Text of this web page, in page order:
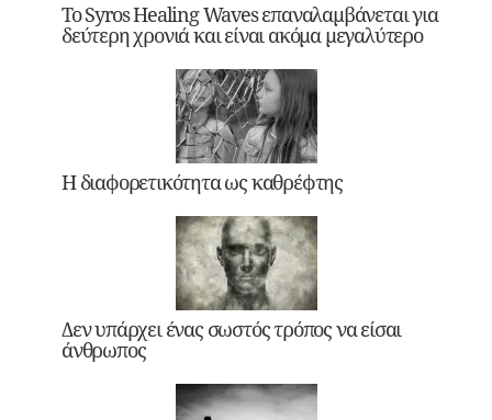
Το Syros Healing Waves επαναλαμβάνεται για
δεύτερη χρονιά και είναι ακόμα μεγαλύτερο
Η διαφορετικότητα ως καθρέφτης
Δεν υπάρχει ένας σωστός τρόπος να είσαι
άνθρωπος